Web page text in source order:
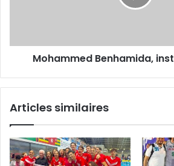
Mohammed Benhamida,
Articles similaires